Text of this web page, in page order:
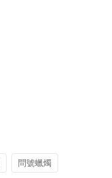
問號蠟燭